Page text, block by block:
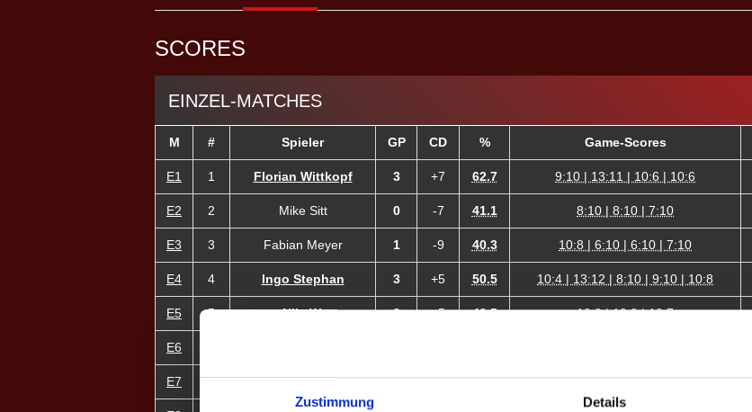
Zustimmung Details
SCORES
EINZEL-MATCHES
M # Spieler GP CD % Game-Scores
E1 1 Florian Wittkopf 3 +7 62.7 9:10 | 13:11 | 10:6 | 10:6
E2 2 Mike Sitt 0 -7 41.1 8:10 | 8:10 | 7:10
E3 3 Fabian Meyer 1 -9 40.3 10:8 | 6:10 | 6:10 | 7:10
E4 4 Ingo Stephan 3 +5 50.5 10:4 | 13:12 | 8:10 | 9:10 | 10:8
E5 5 Nils W. 3 +5 43.5 10:9 | 10:9 | 10:7
E6
E7 11 Julia W. ♀ 0 -9 24.0 6:10 | 5:10 | 12:13